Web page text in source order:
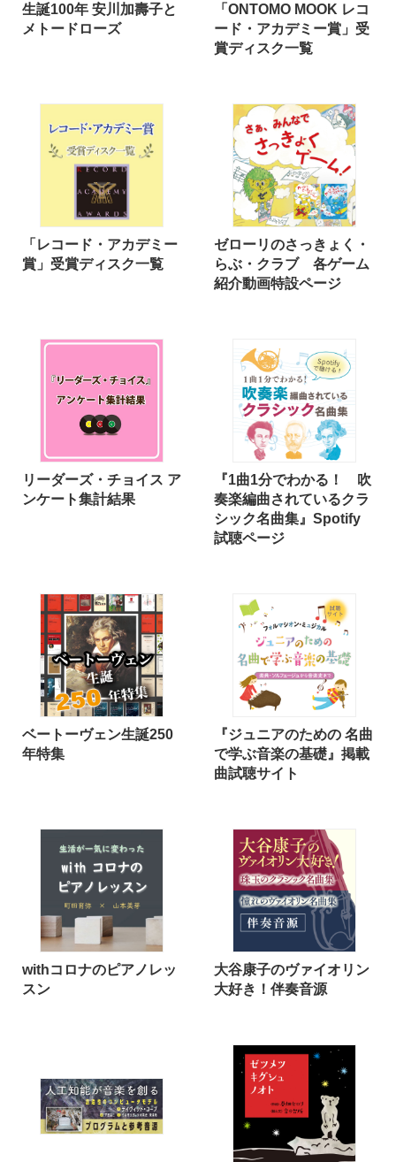
生誕100年 安川加壽子と
メトードローズ
「ONTOMO MOOK レコ
ード・アカデミー賞」受
賞ディスク一覧
「レコード・アカデミー
賞」受賞ディスク一覧
ゼローリのさっきょく・
らぶ・クラブ 各ゲーム
紹介動画特設ページ
リーダーズ・チョイス ア
ンケート集計結果
『1曲1分でわかる！ 吹
奏楽編曲されているクラ
シック名曲集』Spotify
試聴ページ
ベートーヴェン生誕250
年特集
『ジュニアのための 名曲
で学ぶ音楽の基礎』掲載
曲試聴サイト
withコロナのピアノレッ
スン
大谷康子のヴァイオリン
大好き！伴奏音源